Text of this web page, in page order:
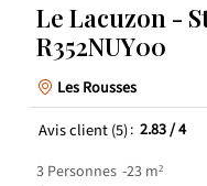
Le Lacuzon -
R352NUY00
Les Rousses
Avis client(5) 2.83/ 4
3 Personnes 23 m²